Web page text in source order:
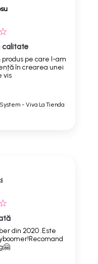
calitate
pe care l-am
în crearea unei
vis
- Viva La Tienda
din 2020 .Este